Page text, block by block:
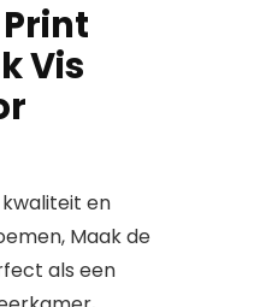
Vis
en
Maak de
als een